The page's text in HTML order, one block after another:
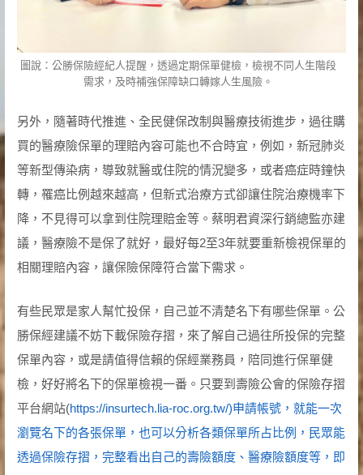
圖說：公勝保險經紀人提醒，透過定期保單健檢，檢視不同人生階段
需求，及時補強保障缺口轉嫁人生風險。
另外，隨著時代推進、全民健保改制與醫療技術進步，過往購
買的醫療險保單的理賠內容可能也不合時宜，例如，新冠肺炎
等新型傳染病，導致就醫或住院的情況變多，或者癌症時鐘快
轉，罹癌比例越來越高，但新式治療方式卻讓住院治療機率下
降，不見得可以拿到住院理賠金等。蔡明君資深行銷總監亦建
議，醫療險不是保了就好，最好每2至3年就要重新檢視保單的
相關理賠內容，讓保險保障符合當下需求。
有些民眾是家人幫忙投保，自己並不清楚名下有哪些保單。公
勝保經建議不妨下載保險存摺，來了解自己過往所投保的完整
保單內容，或是請值得信賴的保經業務員，陪同進行保單健
檢，好好將名下的保單檢視一番。只要到壽險公會的保險存摺
平台網站(https://insurtech.lia-roc.org.tw/)申請帳號，就能一次
瀏覽名下的各張保單，也可以分析各類保單所占比例，民眾能
透過保險存摺，完整看出自己的壽險額度、醫療險額度等，即